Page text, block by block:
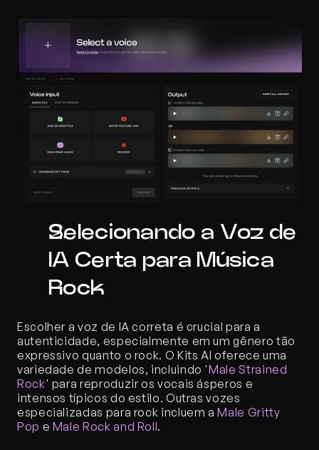
Selecionando a Voz de
IA Certa para Música
Rock
Escolher a voz de IA correta é crucial para a
autenticidade, especialmente em um gênero tão
expressivo quanto o rock. O Kits AI oferece uma
variedade de modelos, incluindo 'Male Strained
Rock' para reproduzir os vocais ásperos e
intensos típicos do estilo. Outras vozes
especializadas para rock incluem a Male Gritty
Pop e Male Rock and Roll.